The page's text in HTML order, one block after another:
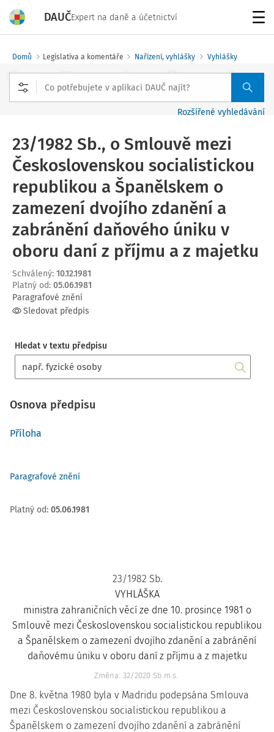
DAUČExpert na daně a účetnictví
Domů Legislativa a komentáře Nařízení, vyhlášky Vyhlášky
Rozšířené vyhledávání
23/1982 Sb., o Smlouvě mezi
Československou socialistickou
republikou a Španělskem o
zamezení dvojího zdanění a
zabránění daňového úniku v
oboru daní z příjmu a z majetku
Schválený: 10.12.1981
Platný od: 05.06.1981
Paragrafové znění
Sledovat předpis
Hledat v textu předpisu
Osnova předpisu
Příloha
Paragrafové znění
Platný od: 05.06.1981
23/1982 Sb.
VYHLÁŠKA
ministra zahraničních věcí ze dne 10. prosince 1981 o
Smlouvě mezi Československou socialistickou republikou
a Španělskem o zamezení dvojího zdanění a zabránění
daňovému úniku v oboru daní z příjmu a z majetku
Změna: 32/2020 Sb.m.s.
Dne 8. května 1980 byla v Madridu podepsána Smlouva
mezi Československou socialistickou republikou a
Španělskem o zamezení dvojího zdanění a zabránění